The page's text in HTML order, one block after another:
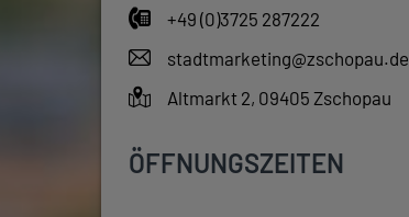
+49 (0)3725 287222
stadtmarketing@zschopau.de
Altmarkt 2, 09405 Zschopau
ÖFFNUNGSZEITEN